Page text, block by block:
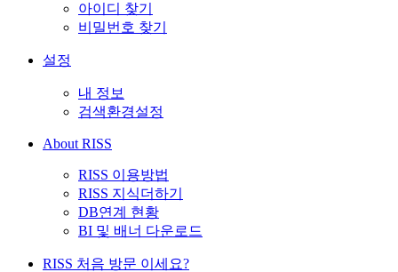
아이디 찾기
비밀번호 찾기
설정
내 정보
검색환경설정
About RISS
RISS 이용방법
RISS 지식더하기
DB연계 현황
BI 및 배너 다운로드
RISS 처음 방문 이세요?